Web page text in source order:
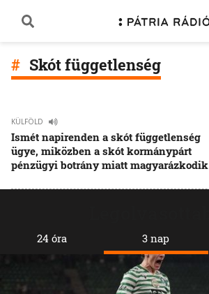
Skót függetlenség
KÜLFÖLD
Ismét napirenden a skót függetlenség
ügye, miközben a skót kormánypárt
pénzügyi botrány miatt magyarázkodik
24 óra 3 nap